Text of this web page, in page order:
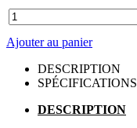
Ajouter au panier
DESCRIPTION
SPÉCIFICATIONS
DESCRIPTION